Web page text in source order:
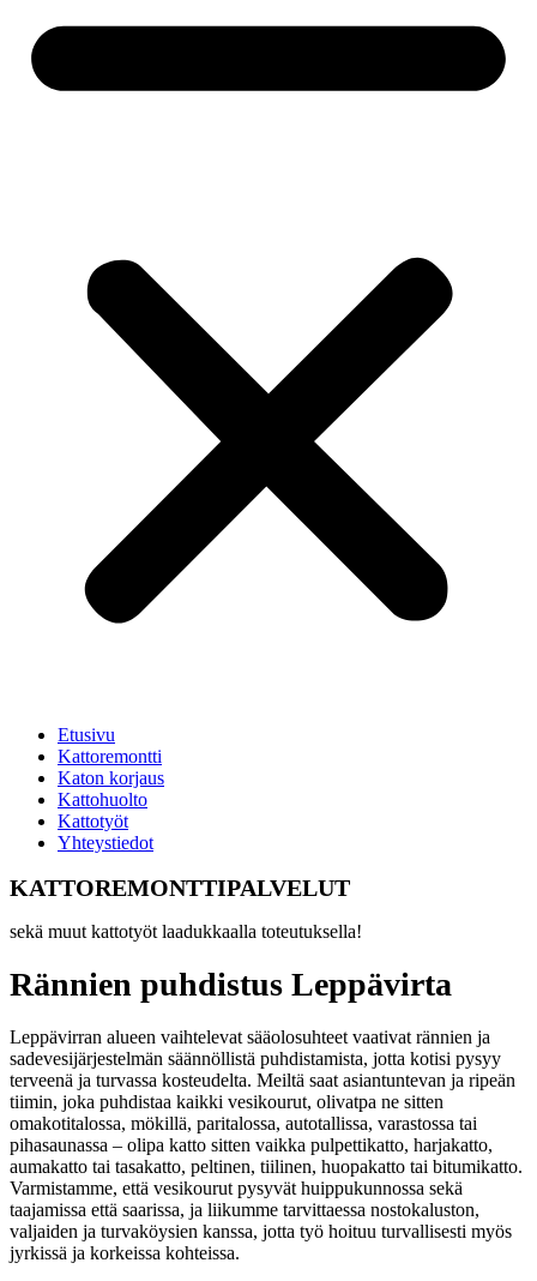
Etusivu
Kattoremontti
Katon korjaus
Kattohuolto
Kattotyöt
Yhteystiedot
KATTOREMONTTIPALVELUT
sekä muut kattotyöt laadukkaalla toteutuksella!
Rännien puhdistus Leppävirta
Leppävirran alueen vaihtelevat sääolosuhteet vaativat rännien ja
sadevesijärjestelmän säännöllistä puhdistamista, jotta kotisi pysyy
terveenä ja turvassa kosteudelta. Meiltä saat asiantuntevan ja ripeän
tiimin, joka puhdistaa kaikki vesikourut, olivatpa ne sitten
omakotitalossa, mökillä, paritalossa, autotallissa, varastossa tai
pihasaunassa – olipa katto sitten vaikka pulpettikatto, harjakatto,
aumakatto tai tasakatto, peltinen, tiilinen, huopakatto tai bitumikatto.
Varmistamme, että vesikourut pysyvät huippukunnossa sekä
taajamissa että saarissa, ja liikumme tarvittaessa nostokaluston,
valjaiden ja turvaköysien kanssa, jotta työ hoituu turvallisesti myös
jyrkissä ja korkeissa kohteissa.